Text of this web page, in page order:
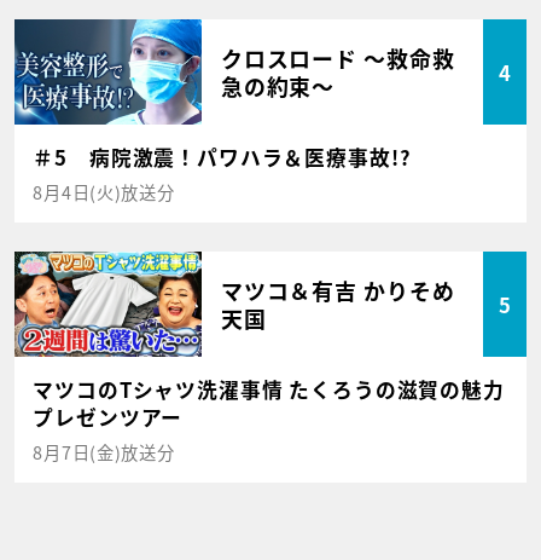
クロスロード ～救命救
急の約束～
4
＃5 病院激震！パワハラ＆医療事故!?
8月4日(火)放送分
マツコ＆有吉 かりそめ
天国
5
マツコのTシャツ洗濯事情 たくろうの滋賀の魅力
プレゼンツアー
8月7日(金)放送分